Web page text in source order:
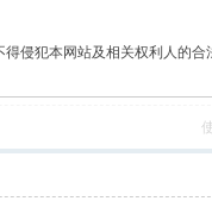
侵犯本网站及相关权利人的合